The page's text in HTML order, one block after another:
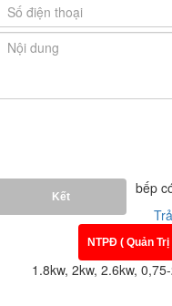
Kết
bếp
NTPĐ ( Quản Trị
1.8kw, 2kw, 2.6kw,